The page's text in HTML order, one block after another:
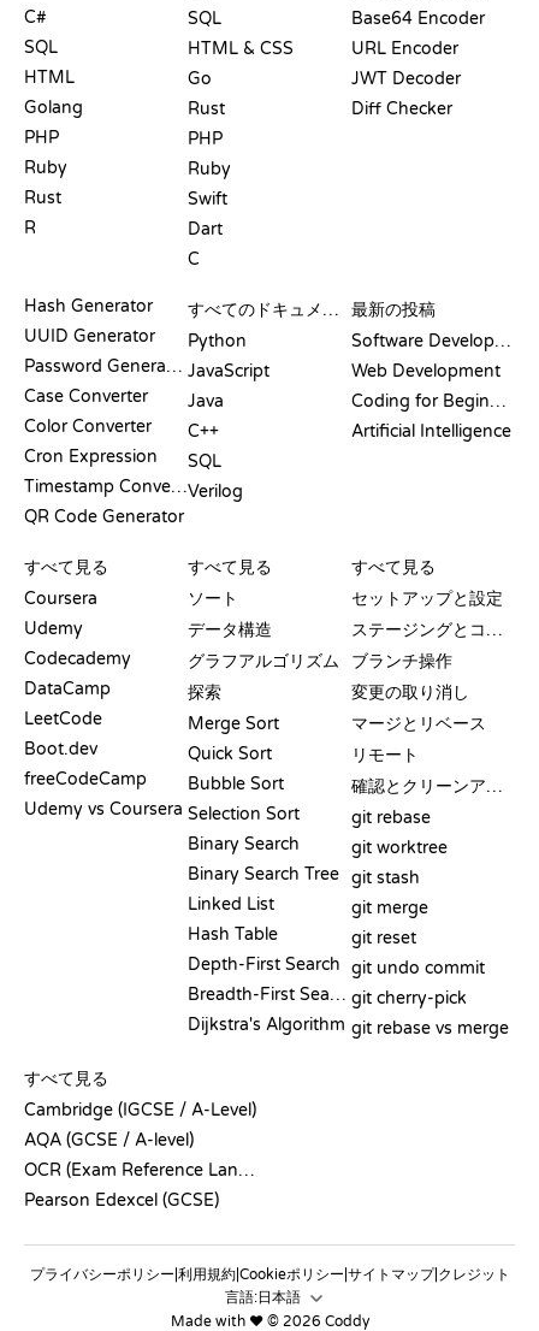
C#
SQL
HTML
Golang
PHP
Ruby
Rust
R
SQL
HTML & CSS
Go
Rust
PHP
Ruby
Swift
Dart
C
Base64 Encoder
URL Encoder
JWT Decoder
Diff Checker
Hash Generator
UUID Generator
Password Generator
Case Converter
Color Converter
Cron Expression
Timestamp Converter
QR Code Generator
すべてのドキュメント
Python
JavaScript
Java
C++
SQL
Verilog
最新の投稿
Software Development
Web Development
Coding for Beginners
Artificial Intelligence
すべて見る
Coursera
Udemy
Codecademy
DataCamp
LeetCode
Boot.dev
freeCodeCamp
Udemy vs Coursera
すべて見る
ソート
データ構造
グラフアルゴリズム
探索
Merge Sort
Quick Sort
Bubble Sort
Selection Sort
Binary Search
Binary Search Tree
Linked List
Hash Table
Depth-First Search
Breadth-First Search
Dijkstra's Algorithm
すべて見る
セットアップと設定
ステージングとコミット
ブランチ操作
変更の取り消し
マージとリベース
リモート
確認とクリーンアップ
git rebase
git worktree
git stash
git merge
git reset
git undo commit
git cherry-pick
git rebase vs merge
すべて見る
Cambridge (IGCSE / A-Level)
AQA (GCSE / A-level)
OCR (Exam Reference Language)
Pearson Edexcel (GCSE)
プライバシーポリシー 利用規約| Cookieポリシー サイトマップ| クレジット
言語:
Made with ❤️ © 2026 Coddy